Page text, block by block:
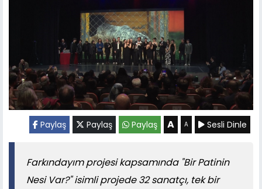
Paylaş Paylaş Paylaş A A Sesli Dinle
Farkındayım projesi kapsamında "Bir Patinin
Nesi Var?" isimli projede 32 sanatçı, tek bir